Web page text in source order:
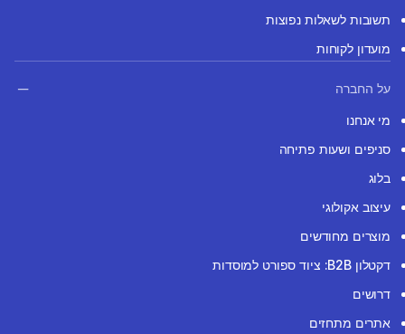
תשובות לשאלות נפוצות
מועדון לקוחות
על החברה
מי אנחנו
סניפים ושעות פתיחה
בלוג
עיצוב אקולוגי
מוצרים מחודשים
דקטלון B2B: ציוד ספורט למוסדות
דרושים
אתרים מתחזים